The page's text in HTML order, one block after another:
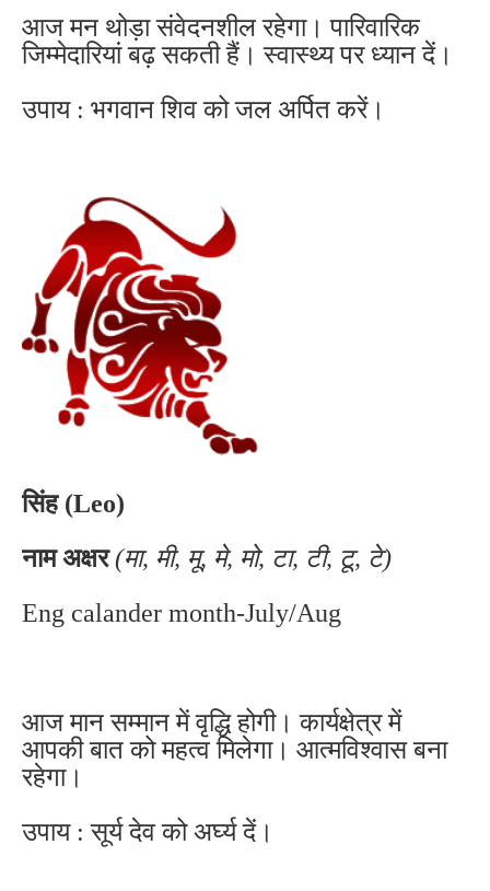
आज मन थोड़ा संवेदनशील रहेगा। पारिवारिक
जिम्मेदारियां बढ़ सकती हैं। स्वास्थ्य पर ध्यान दें।
उपाय : भगवान शिव को जल अर्पित करें।
सिंह (Leo)
नाम अक्षर (मा, मी, मू, मे, मो, टा, टी, टू, टे)
Eng calander month-July/Aug
आज मान सम्मान में वृद्धि होगी। कार्यक्षेत्र में
आपकी बात को महत्व मिलेगा। आत्मविश्वास बना
रहेगा।
उपाय : सूर्य देव को अर्घ्य दें।